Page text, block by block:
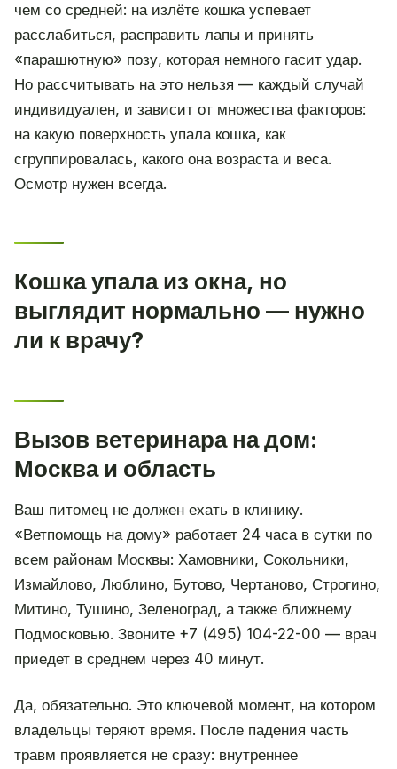
чем со средней: на излёте кошка успевает
расслабиться, расправить лапы и принять
«парашютную» позу, которая немного гасит удар.
Но рассчитывать на это нельзя — каждый случай
индивидуален, и зависит от множества факторов:
на какую поверхность упала кошка, как
сгруппировалась, какого она возраста и веса.
Осмотр нужен всегда.
Кошка упала из окна, но
выглядит нормально — нужно
ли к врачу?
Вызов ветеринара на дом:
Москва и область
Ваш питомец не должен ехать в клинику.
«Ветпомощь на дому» работает 24 часа в сутки по
всем районам Москвы: Хамовники, Сокольники,
Измайлово, Люблино, Бутово, Чертаново, Строгино,
Митино, Тушино, Зеленоград, а также ближнему
Подмосковью. Звоните +7 (495) 104-22-00 — врач
приедет в среднем через 40 минут.
Да, обязательно. Это ключевой момент, на котором
владельцы теряют время. После падения часть
травм проявляется не сразу: внутреннее